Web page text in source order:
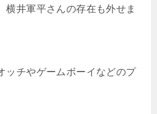
横井軍平さんの存在も外せま
ッチやゲームボーイなどのプ